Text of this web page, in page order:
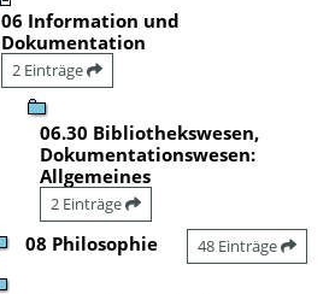
06 Information und
Dokumentation
2 Einträge
06.30 Bibliothekswesen,
Dokumentationswesen:
Allgemeines
2 Einträge
08 Philosophie 48 Einträge